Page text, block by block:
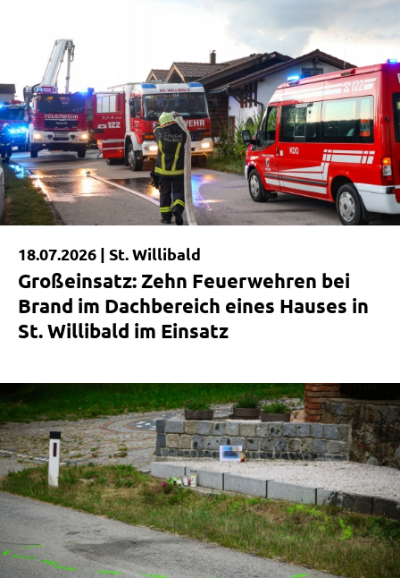
18.07.2026 | St. Willibald
Großeinsatz: Zehn Feuerwehren bei
Brand im Dachbereich eines Hauses in
St. Willibald im Einsatz